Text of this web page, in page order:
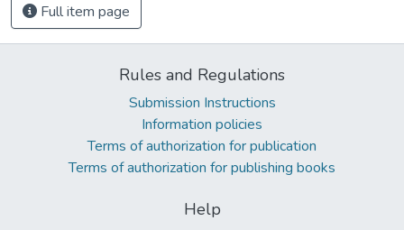
Full item page
Rules and Regulations
Submission Instructions
Information policies
Terms of authorization for publication
Terms of authorization for publishing books
Help